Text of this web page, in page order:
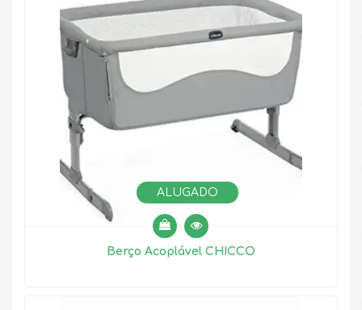
ALUGADO
Berço Acoplável CHICCO